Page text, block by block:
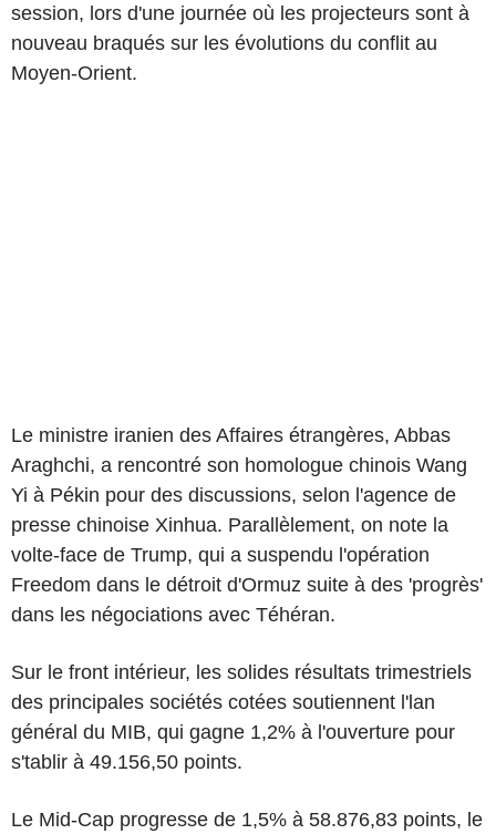
session, lors d'une journée où les projecteurs sont à
nouveau braqués sur les évolutions du conflit au
Moyen-Orient.
Le ministre iranien des Affaires étrangères, Abbas
Araghchi, a rencontré son homologue chinois Wang
Yi à Pékin pour des discussions, selon l'agence de
presse chinoise Xinhua. Parallèlement, on note la
volte-face de Trump, qui a suspendu l'opération
Freedom dans le détroit d'Ormuz suite à des 'progrès'
dans les négociations avec Téhéran.
Sur le front intérieur, les solides résultats trimestriels
des principales sociétés cotées soutiennent l'lan
général du MIB, qui gagne 1,2% à l'ouverture pour
s'tablir à 49.156,50 points.
Le Mid-Cap progresse de 1,5% à 58.876,83 points, le